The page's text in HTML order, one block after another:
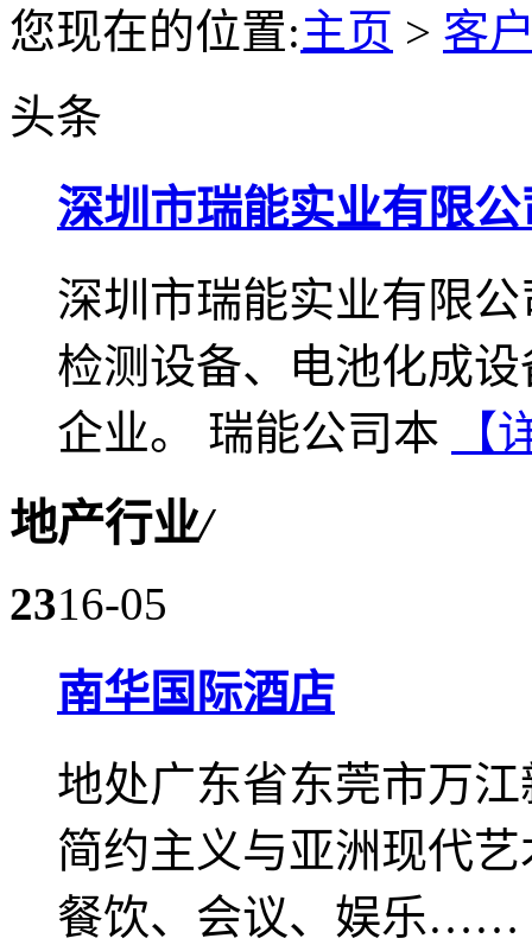
您现在的位置:主页 > 客
头条
深圳市瑞能实业有限公
深圳市瑞能实业有限
检测设备、电池化成
企业。 瑞能公司本
【
地产行业/
2316-05
南华国际酒店
地处广东省东莞市万
简约主义与亚洲现代
餐饮、会议、娱乐……